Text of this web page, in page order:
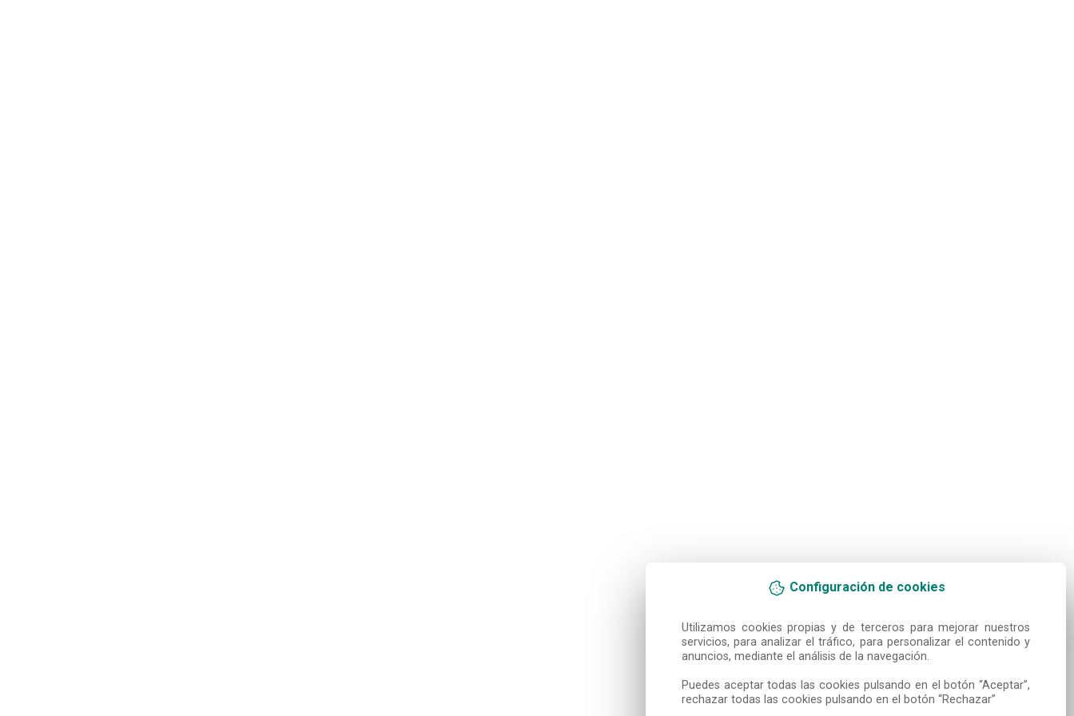
Configuración de cookies
Utilizamos cookies propias y de terceros para mejorar nuestros
servicios, para analizar el tráfico, para personalizar el contenido y
anuncios, mediante el análisis de la navegación.
Puedes aceptar todas las cookies pulsando en el botón “Aceptar”,
rechazar todas las cookies pulsando en el botón “Rechazar”